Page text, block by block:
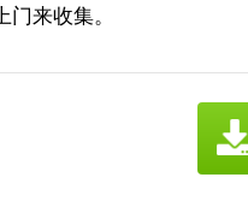
门来收集。